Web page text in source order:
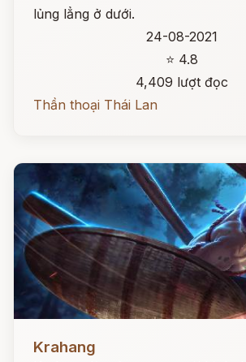
lủng lẳng ở dưới.
24-08-2021
⭐ 4.8
4,409 lượt đọc
Thần thoại Thái Lan
Krahang